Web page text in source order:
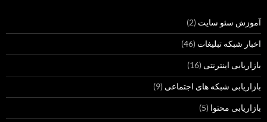
آموزش سئو سایت (2)
اخبار شبکه تبلیغات (46)
بازاریابی اینترنتی (16)
بازاریابی شبکه های اجتماعی (9)
بازاریابی محتوا (5)